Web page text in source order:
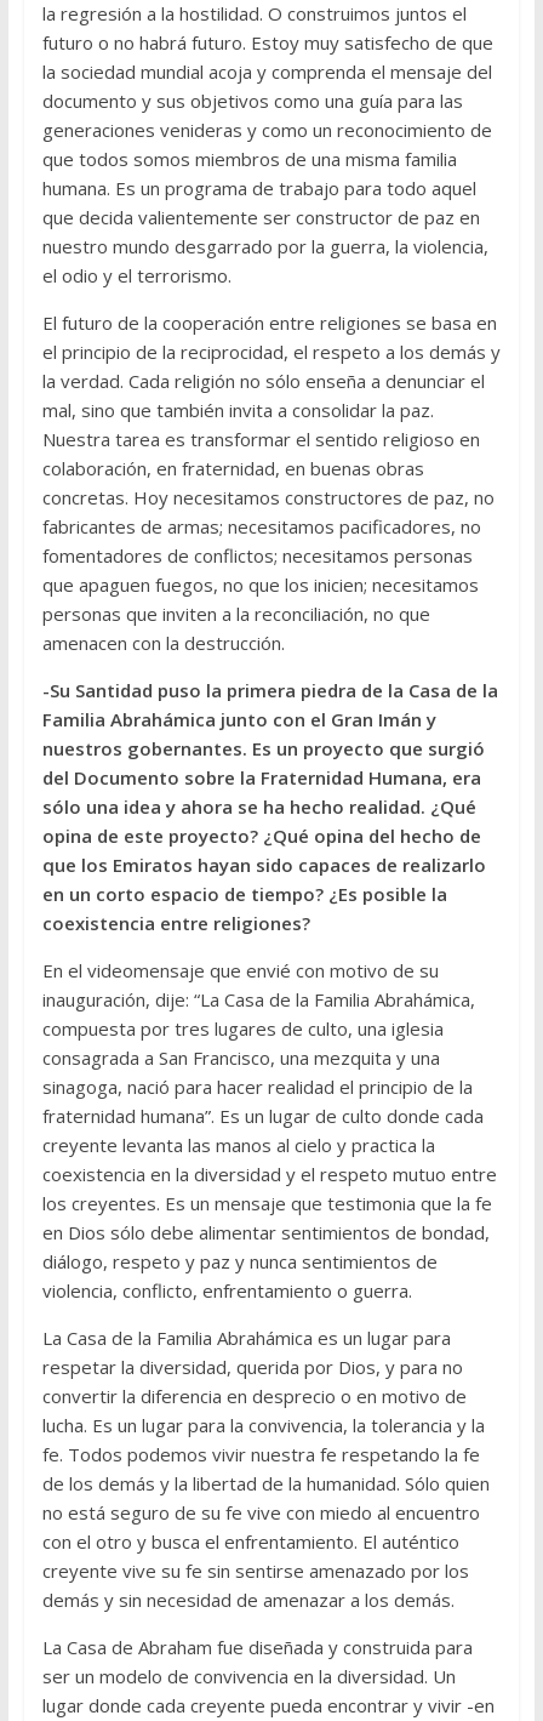
la regresión a la hostilidad. O construimos juntos el
futuro o no habrá futuro. Estoy muy satisfecho de que
la sociedad mundial acoja y comprenda el mensaje del
documento y sus objetivos como una guía para las
generaciones venideras y como un reconocimiento de
que todos somos miembros de una misma familia
humana. Es un programa de trabajo para todo aquel
que decida valientemente ser constructor de paz en
nuestro mundo desgarrado por la guerra, la violencia,
el odio y el terrorismo.
El futuro de la cooperación entre religiones se basa en
el principio de la reciprocidad, el respeto a los demás y
la verdad. Cada religión no sólo enseña a denunciar el
mal, sino que también invita a consolidar la paz.
Nuestra tarea es transformar el sentido religioso en
colaboración, en fraternidad, en buenas obras
concretas. Hoy necesitamos constructores de paz, no
fabricantes de armas; necesitamos pacificadores, no
fomentadores de conflictos; necesitamos personas
que apaguen fuegos, no que los inicien; necesitamos
personas que inviten a la reconciliación, no que
amenacen con la destrucción.
-Su Santidad puso la primera piedra de la Casa de la
Familia Abrahámica junto con el Gran Imán y
nuestros gobernantes. Es un proyecto que surgió
del Documento sobre la Fraternidad Humana, era
sólo una idea y ahora se ha hecho realidad. ¿Qué
opina de este proyecto? ¿Qué opina del hecho de
que los Emiratos hayan sido capaces de realizarlo
en un corto espacio de tiempo? ¿Es posible la
coexistencia entre religiones?
En el videomensaje que envié con motivo de su
inauguración, dije: “La Casa de la Familia Abrahámica,
compuesta por tres lugares de culto, una iglesia
consagrada a San Francisco, una mezquita y una
sinagoga, nació para hacer realidad el principio de la
fraternidad humana”. Es un lugar de culto donde cada
creyente levanta las manos al cielo y practica la
coexistencia en la diversidad y el respeto mutuo entre
los creyentes. Es un mensaje que testimonia que la fe
en Dios sólo debe alimentar sentimientos de bondad,
diálogo, respeto y paz y nunca sentimientos de
violencia, conflicto, enfrentamiento o guerra.
La Casa de la Familia Abrahámica es un lugar para
respetar la diversidad, querida por Dios, y para no
convertir la diferencia en desprecio o en motivo de
lucha. Es un lugar para la convivencia, la tolerancia y la
fe. Todos podemos vivir nuestra fe respetando la fe
de los demás y la libertad de la humanidad. Sólo quien
no está seguro de su fe vive con miedo al encuentro
con el otro y busca el enfrentamiento. El auténtico
creyente vive su fe sin sentirse amenazado por los
demás y sin necesidad de amenazar a los demás.
La Casa de Abraham fue diseñada y construida para
ser un modelo de convivencia en la diversidad. Un
lugar donde cada creyente pueda encontrar y vivir -en